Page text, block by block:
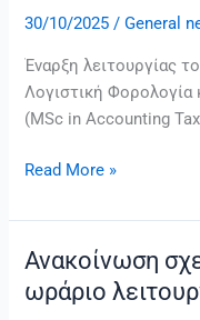
30/10/2025/General
Έναρξη λειτουργίας
Λογιστική Φορολογία
(MSc in Accounting
Read More »
Ανακοίνωση
ωράριο
Ανακοίνωση
σχετικά